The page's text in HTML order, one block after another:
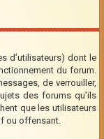
d’utilisateurs) dont le
du forum.
de verrouiller,
des forums qu’ils
que les utilisateurs
ou offensant.